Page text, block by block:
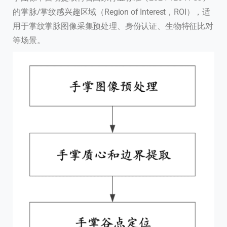
的掌脉/掌纹感兴趣区域（Region of Interest，ROI），适
用于掌纹掌脉图像采集预处理、身份认证、生物特征比对
等场景。